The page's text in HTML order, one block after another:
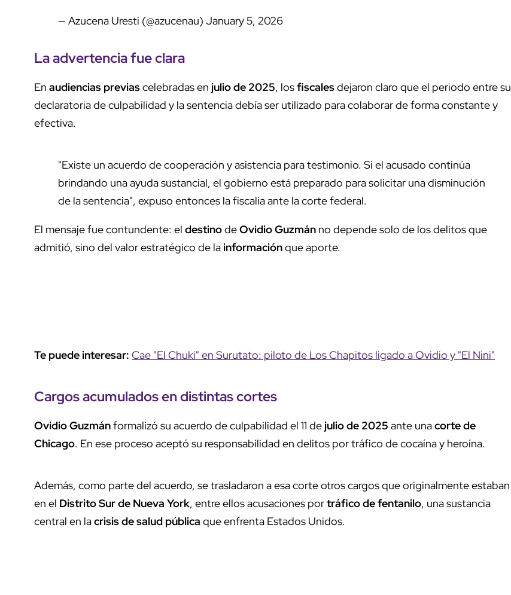
— Azucena Uresti (@azucenau) January 5, 2026
La advertencia fue clara
En audiencias previascelebradas en julio de 2025, losfiscalesdejaron claro que el periodo entre su
declaratoria de culpabilidad y la sentencia debía ser utilizado para colaborar de forma constante y
efectiva.
"Existe un acuerdo de cooperación y asistencia para testimonio. Si el acusado continúa
brindando una ayuda sustancial, el gobierno está preparado para solicitar una disminución
de la sentencia", expuso entonces la fiscalía ante la corte federal.
El mensaje fue contundente: el destinodeOvidio Guzmán no depende solo de los delitos que
admitió, sino del valor estratégico de lainformaciónque aporte.
Te puede interesar: Cae "El Chuki" en Surutato: piloto de Los Chapitos ligado a Ovidio y "El Nini"
Cargos acumulados en distintas cortes
Ovidio Guzmánformalizó su acuerdo de culpabilidad el 11 dejulio de 2025 ante unacorte de
Chicago. En ese proceso aceptó su responsabilidad en delitos por tráfico de cocaína y heroína.
Además, como parte del acuerdo, se trasladaron a esa corte otros cargos que originalmente estaban
en el Distrito Sur de Nueva York, entre ellos acusaciones portráfico de fentanilo, una sustancia
central en lacrisis de salud pública que enfrenta Estados Unidos.